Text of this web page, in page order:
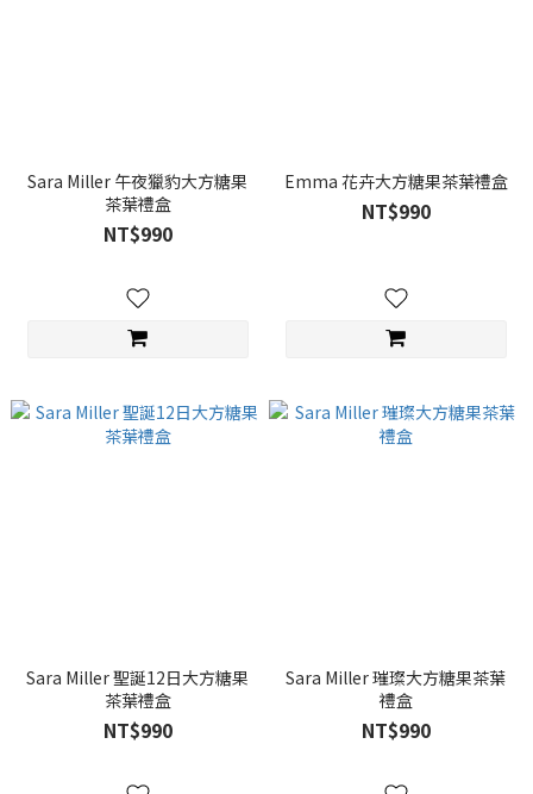
Sara Miller 午夜獵豹大方糖果
茶葉禮盒
NT$990
Emma 花卉大方糖果茶葉禮盒
NT$990
Sara Miller 聖誕12日大方糖果
茶葉禮盒
NT$990
Sara Miller 璀璨大方糖果茶葉
禮盒
NT$990